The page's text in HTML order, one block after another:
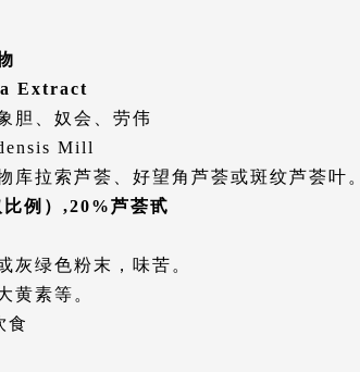
Extract
胆、奴会、劳伟
Mill
库拉索芦荟、好望角芦荟或斑纹芦荟叶。
例）,20%芦荟甙
灰绿色粉末，味苦。
黄素等。
食